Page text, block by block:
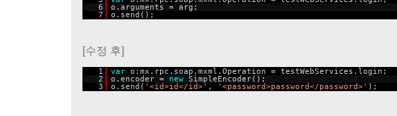
6
o.arguments = arg;
7
o.send();
[수정 후]
1 var o:mx.rpc.soap.mxml.Operation = testWebServices.login;
2
o.encoder = new SimpleEncoder();
3
o.send( '<id>id</id>' , '<password>password</password>' );